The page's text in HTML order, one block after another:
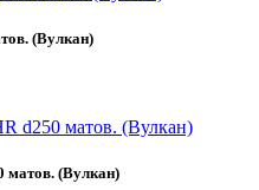
(Вулкан)
матов. (Вулкан)